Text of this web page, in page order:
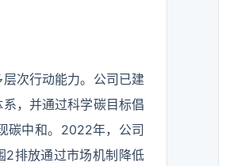
次行动能力。公司已建
，并通过科学碳目标倡
碳中和。2022年，公司
2排放通过市场机制降低